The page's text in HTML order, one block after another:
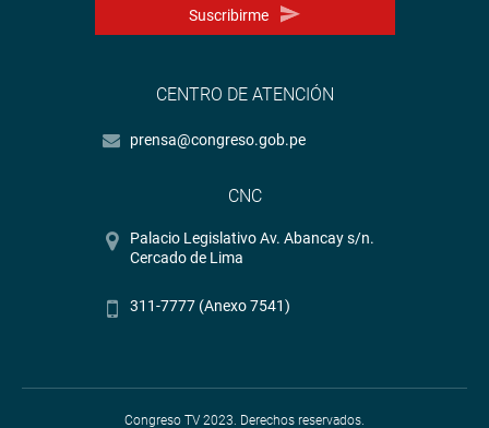
Suscribirme
CENTRO DE ATENCIÓN
prensa@congreso.gob.pe
CNC
Palacio Legislativo Av. Abancay s/n.
Cercado de Lima
311-7777 (Anexo 7541)
Congreso TV 2023. Derechos reservados.